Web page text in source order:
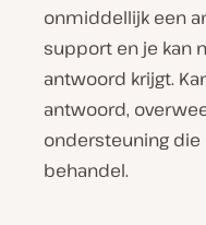
onmiddellijk een
support en je kan
antwoord krijgt.
antwoord,
ondersteuning die
behandel.